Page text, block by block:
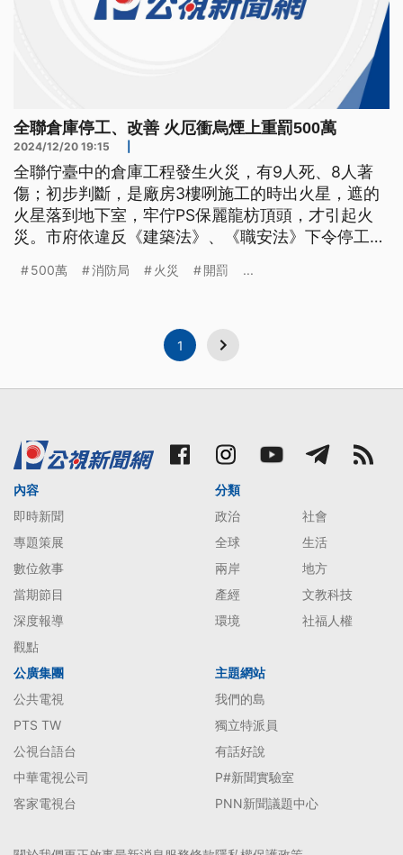
全聯倉庫停工、改善 火厄衝烏煙上重罰500萬
2024/12/20 19:15
全聯佇臺中的倉庫工程發生火災，有9人死、8人著
傷；初步判斷，是廠房3樓咧施工的時出火星，遮的
火星落到地下室，牢佇PS保麗龍枋頂頭，才引起火
災。市府依違反《建築法》、《職安法》下令停工佮
重也會罰500萬。（新聞標題、導言為臺語文）
500萬 消防局 火災 開罰 ...
1
內容
即時新聞
專題策展
數位敘事
當期節目
深度報導
觀點
分類
政治
社會
全球
生活
兩岸
地方
產經
文教科技
環境
社福人權
公廣集團
公共電視
PTS TW
公視台語台
中華電視公司
客家電視台
主題網站
我們的島
獨立特派員
有話好說
P#新聞實驗室
PNN新聞議題中心